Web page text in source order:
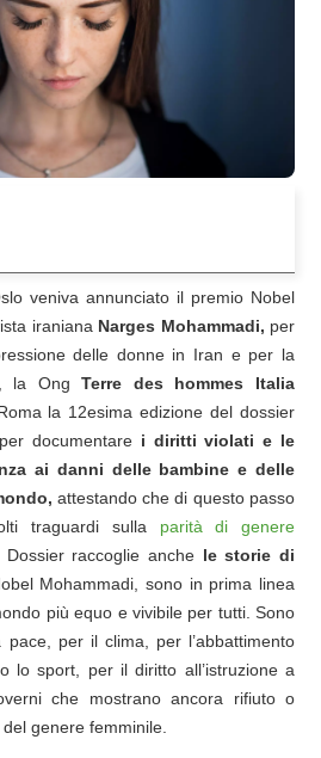
veniva annunciato il premio Nobel
iraniana Narges Mohammadi, per
delle donne in Iran e per la
la OngTerre des hommes Italia
la 12esima edizione del dossier
documentare i diritti violati e le
ai danni delle bambine e delle
attestando che di questo passo
traguardi sulla parità di genere
raccoglie anche le storie di
Mohammadi, sono in prima linea
più equo e vivibile per tutti. Sono
per il clima, per l’abbattimento
lo sport, per il diritto all’istruzione a
che mostrano ancora rifiuto o
genere femminile.